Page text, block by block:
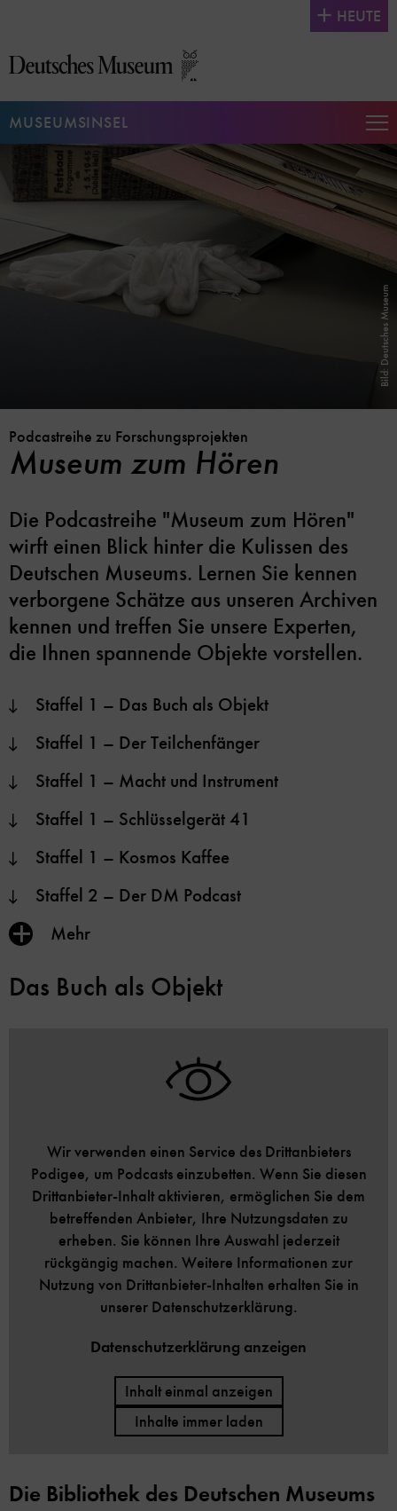
Seiteninhalt
springen
HEUTE
MUSEUMSINSEL
Bild: Deutsches Museum
Podcastreihe zu Forschungsprojekten
Museum zum Hören
Die Podcastreihe "Museum zum Hören"
wirft einen Blick hinter die Kulissen des
Deutschen Museums. Lernen Sie kennen
verborgene Schätze aus unseren Archiven
kennen und treffen Sie unsere Experten,
die Ihnen spannende Objekte vorstellen.
Staffel 1 – Das Buch als Objekt
Staffel 1 – Der Teilchenfänger
Staffel 1 – Macht und Instrument
Staffel 1 – Schlüsselgerät 41
Staffel 1 – Kosmos Kaffee
Staffel 2 – Der DM Podcast
Inhalt
anzeigen/verbergen
Mehr
Das Buch als Objekt
Wir verwenden einen Service des Drittanbieters
Podigee, um Podcasts einzubetten. Wenn Sie diesen
Drittanbieter-Inhalt aktivieren, ermöglichen Sie dem
betreffenden Anbieter, Ihre Nutzungsdaten zu
erheben. Sie können Ihre Auswahl jederzeit
rückgängig machen. Weitere Informationen zur
Nutzung von Drittanbieter-Inhalten erhalten Sie in
unserer Datenschutzerklärung.
Datenschutzerklärung anzeigen
Inhalt einmal anzeigen
Inhalte immer laden
Die Bibliothek des Deutschen Museums